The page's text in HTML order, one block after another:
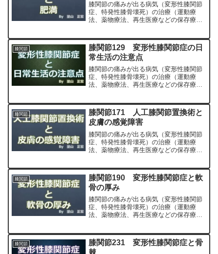
膝関節の痛みが出る病気（変形性膝関節
症、特発性膝骨壊死）の治療（運動療
法、薬物療法、再生医療などの保存療
専門医（人工関節手術を専門）の塗山正
宏が色々と説明します。
膝関節
膝関節129 変形性膝関節症の日
常生活の注意点
膝関節の痛みが出る病気（変形性膝関節
症、特発性膝骨壊死）の治療（運動療
法、薬物療法、再生医療などの保存療
専門医（人工関節手術を専門）の塗山正
宏が色々と説明します。
膝関節
膝関節171 人工膝関節置換術と
皮膚の感覚障害
膝関節の痛みが出る病気（変形性膝関節
症、特発性膝骨壊死）の治療（運動療
法、薬物療法、再生医療などの保存療
専門医（人工関節手術を専門）の塗山正
宏が色々と説明します。
膝関節
膝関節190 変形性膝関節症と軟
骨の厚み
膝関節の痛みが出る病気（変形性膝関節
症、特発性膝骨壊死）の治療（運動療
法、薬物療法、再生医療などの保存療
専門医（人工関節手術を専門）の塗山正
宏が色々と説明します。
膝関節
膝関節231 変形性膝関節症と骨
棘